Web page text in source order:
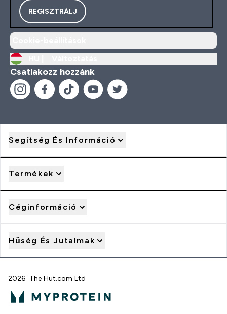
REGISZTRÁLJ
Csatlakozz hozzánk
Segítség És Információ
Termékek
Céginformáció
Hűség És Jutalmak
2026 The Hut.com Ltd